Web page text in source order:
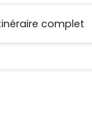
complet